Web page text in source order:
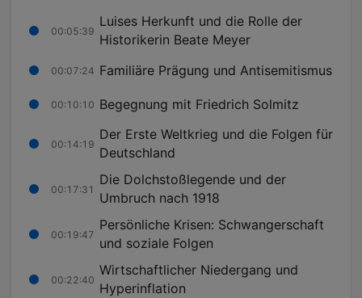
00:05:39
Luises Herkunft und die Rolle der
Historikerin Beate Meyer
00:07:24 Familiäre Prägung und Antisemitismus
00:10:10 Begegnung mit Friedrich Solmitz
00:14:19
Der Erste Weltkrieg und die Folgen für
Deutschland
00:17:31
Die Dolchstoßlegende und der
Umbruch nach 1918
00:19:47
Persönliche Krisen: Schwangerschaft
und soziale Folgen
00:22:40
Wirtschaftlicher Niedergang und
Hyperinflation